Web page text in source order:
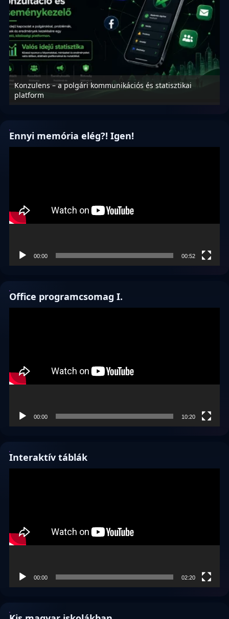
Konzulens – a polgári kommunikációs és statisztikai
platform
Ennyi memória elég?! Igen!
00:00 00:52
Office programcsomag I.
00:00 10:20
Interaktív táblák
00:00 02:20